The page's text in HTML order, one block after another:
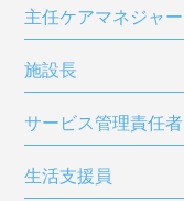
主任ケアマネジャー
施設長
サービス管理責任者
生活支援員